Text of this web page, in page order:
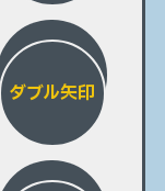
ダブル矢印